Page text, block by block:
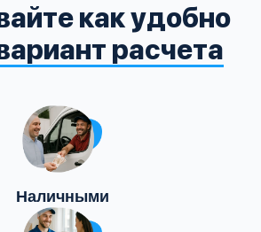
как удобно
расчета
Наличными